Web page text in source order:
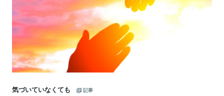
気づいていなくても
記事